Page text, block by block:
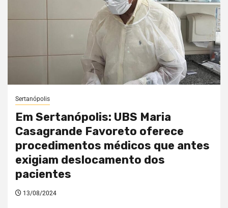
Sertanópolis
Em Sertanópolis: UBS Maria
Casagrande Favoreto oferece
procedimentos médicos que antes
exigiam deslocamento dos
pacientes
13/08/2024